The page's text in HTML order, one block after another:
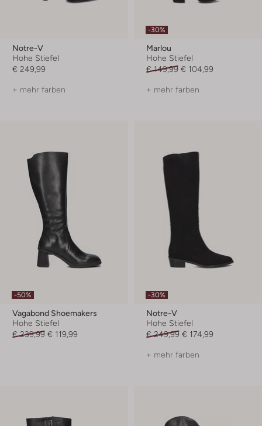
Notre-V
Hohe Stiefel
€ 249,99
+ mehr farben
-30%
Marlou
Hohe Stiefel
€ 149,99 € 104,99
+ mehr farben
-50%
Vagabond Shoemakers
Hohe Stiefel
€ 239,99 € 119,99
-30%
Notre-V
Hohe Stiefel
€ 249,99 € 174,99
+ mehr farben